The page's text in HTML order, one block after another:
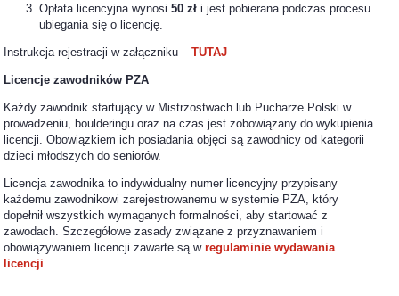
Opłata licencyjna wynosi50 złi jest pobierana podczas procesu
ubiegania się o licencję.
Instrukcja rejestracji w załączniku –TUTAJ
Licencje zawodników PZA
Każdy zawodnik startujący w Mistrzostwach lub Pucharze Polski w
prowadzeniu, boulderingu oraz na czas jest zobowiązany do wykupienia
licencji. Obowiązkiem ich posiadania objęci są zawodnicy od kategorii
dzieci młodszych do seniorów.
Licencja zawodnika to indywidualny numer licencyjny przypisany
każdemu zawodnikowi zarejestrowanemu w systemie PZA, który
dopełnił wszystkich wymaganych formalności, aby startować z
zawodach. Szczegółowe zasady związane z przyznawaniem i
obowiązywaniem licencji zawarte są wregulaminie wydawania
licencji